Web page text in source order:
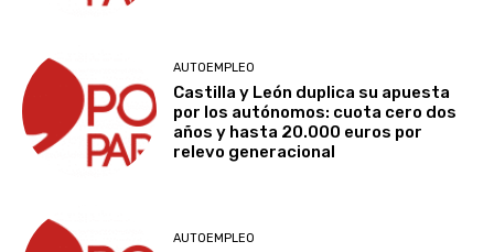
AUTOEMPLEO
Castilla y León duplica su apuesta
por los autónomos: cuota cero dos
años y hasta 20.000 euros por
relevo generacional
AUTOEMPLEO